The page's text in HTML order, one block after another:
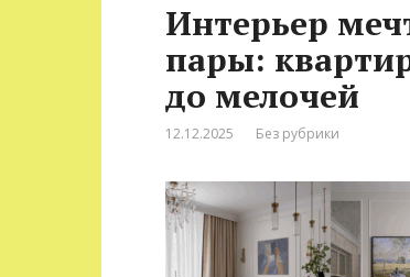
Интерьер
пары:
до мелочей
12.12.2025 Без рубрики